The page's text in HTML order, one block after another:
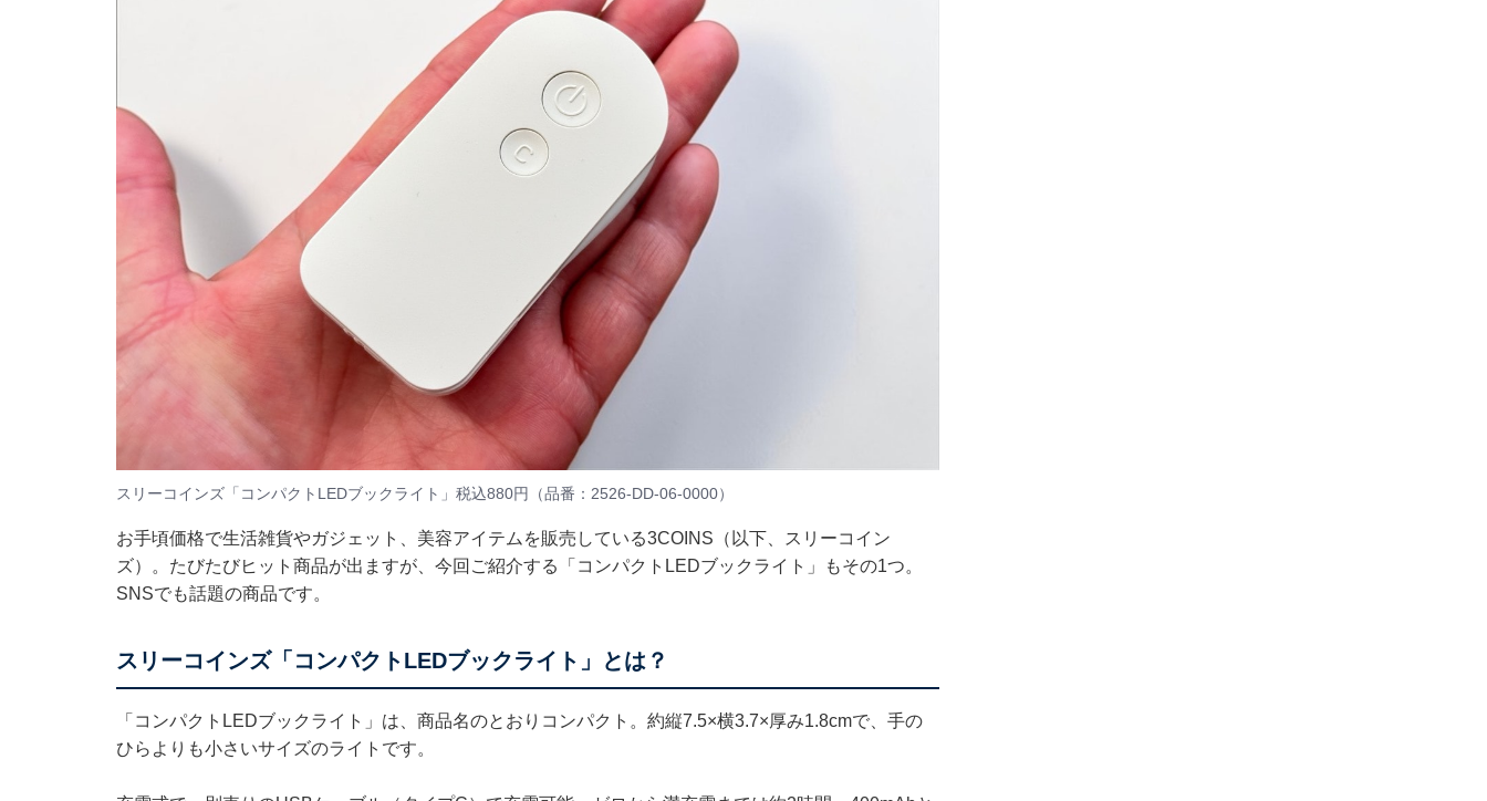
スリーコインズ「コンパクトLEDブックライト」税込880円（品番：2526-DD-06-0000）
お手頃価格で生活雑貨やガジェット、美容アイテムを販売している3COINS（以下、スリーコイン
ズ）。たびたびヒット商品が出ますが、今回ご紹介する「コンパクトLEDブックライト」もその1つ。
SNSでも話題の商品です。
スリーコインズ「コンパクトLEDブックライト」とは？
「コンパクトLEDブックライト」は、商品名のとおりコンパクト。約縦7.5×横3.7×厚み1.8cmで、手の
ひらよりも小さいサイズのライトです。